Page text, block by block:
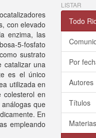
con elevado
enzima, las
5-fosfato
sustrato
catalizar una
es el único
utilizada en
en
que
En
empleando
LISTAR
Todo
Por
Autores
Títulos
Materias